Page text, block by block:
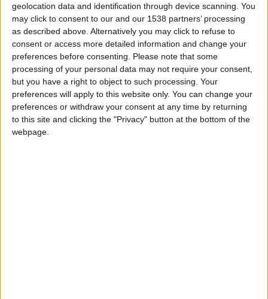
geolocation data and identification through device scanning. You
may click to consent to our and our 1538 partners’ processing
as described above. Alternatively you may click to refuse to
consent or access more detailed information and change your
preferences before consenting.
Please note that some
processing of your personal data may not require your consent,
but you have a right to object to such processing. Your
preferences will apply to this website only. You can change your
preferences or withdraw your consent at any time by returning
to this site and clicking the "Privacy" button at the bottom of the
webpage.
CONTINUER LA LECTURE→
Posted inBrèves,Sélections|TaggedAS Monaco,France U16,france
U18,Melvin Gomes Da Veiga,Mondial de Montaigu,Saad Bhihi,Sélections
nationales,Théo Hervier-Gisquet Laissez un commentaire
BRÈVES